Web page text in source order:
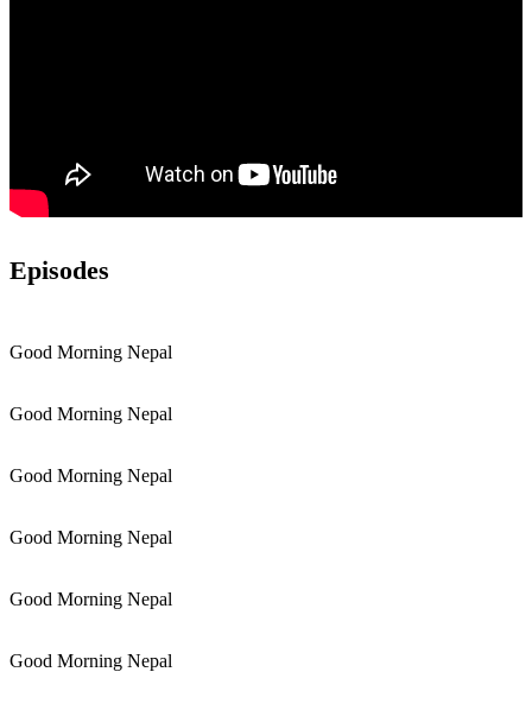
Episodes
Good Morning Nepal
Good Morning Nepal
Good Morning Nepal
Good Morning Nepal
Good Morning Nepal
Good Morning Nepal